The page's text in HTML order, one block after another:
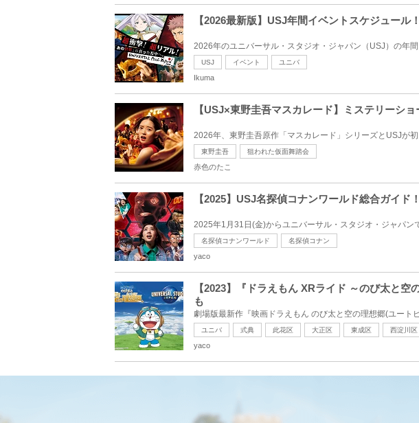
【2026最新版】USJ年間イベントスケジュー
2026年のユニバーサル・スタジオ・ジャパン（USJ）の年
USJ イベント ユニバ
Ikuma
【USJ×東野圭吾マスカレード】ミステリーシ
2026年、東野圭吾原作「マスカレード」シリーズとUSJが
東野圭吾 狙われた仮面舞踏会
赤色のたこ
【2025】USJ名探偵コナンワールド総合ガイ
2025年1月31日(金)からユニバーサル・スタジオ・ジャパ
名探偵コナンワールド 名探偵コナン
yaco
【2023】『ドラえもん XRライド ～のび太と
も
劇場版最新作『映画ドラえもん のび太と空の理想郷(ユート
ユニバ 式典 此花区 大正区 東成区 西淀川区
yaco